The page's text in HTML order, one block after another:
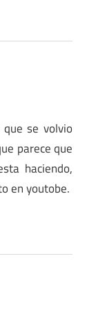
se volvio
parece que
haciendo,
en youtobe.